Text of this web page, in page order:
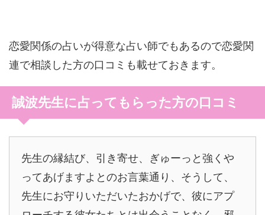
恋愛関係の占いが得意な占い師でもあるので恋愛関
連で相談した方の口コミも載せておきます。
誠波先生に占ってもらった方の口コミ
先生の縁結び、引き寄せ、ぎゅーっと強くや
ってあげますよとのお言葉通り、そうして、
先生にお守りいただいたおかげで、彼にアプ